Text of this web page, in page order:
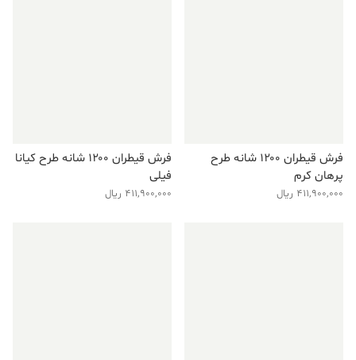
فرش قیطران ۱۲۰۰ شانه طرح
پرهان کرم
411,900,000 ریال
فرش قیطران ۱۲۰۰ شانه طرح کیانا
فیلی
411,900,000 ریال